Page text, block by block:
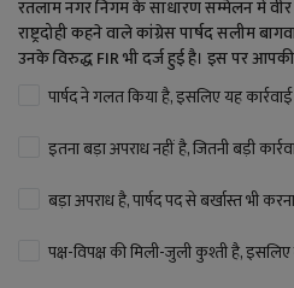
रतलाम नगर निगम के साधारण सम्मेलन में
राष्ट्रदोही कहने वाले कांग्रेस पार्षद सलीम
उनके विरुद्ध FIR भी दर्ज हुई है। इस पर आपकी
पार्षद ने गलत किया है, इसलिए यह
इतना बड़ा अपराध नहीं है, जितनी बड़ी
बड़ा अपराध है, पार्षद पद से बर्खास्त भी
पक्ष-विपक्ष की मिली-जुली कुश्ती है,